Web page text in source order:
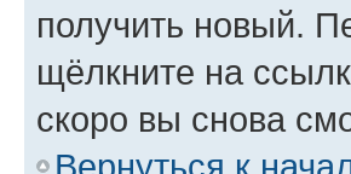
получить новый.
щёлкните на
скоро вы снова
Вернуться к